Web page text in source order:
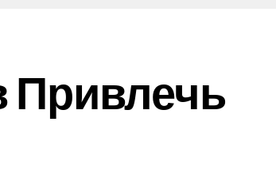
Привлечь